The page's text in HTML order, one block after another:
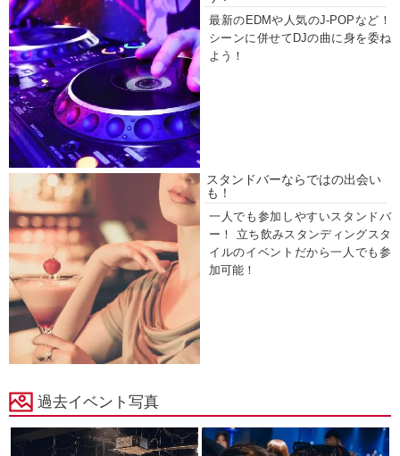
最新のEDMや人気のJ-POPなど！
シーンに併せてDJの曲に身を委ね
よう！
スタンドバーならではの出会い
も！
一人でも参加しやすいスタンドバ
ー！ 立ち飲みスタンディングスタ
イルのイベントだから一人でも参
加可能！
過去イベント写真